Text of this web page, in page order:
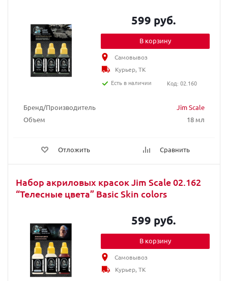
Бренд/Производитель
Jim Scale
Объем
18 мл
Отложить Сравнить
599 руб.
В корзину
Самовывоз
Курьер, ТК
Есть в наличии
Код: 02.160
Набор акриловых красок Jim Scale 02.162
“Телесные цвета” Basic Skin colors
599 руб.
В корзину
Самовывоз
Курьер, ТК